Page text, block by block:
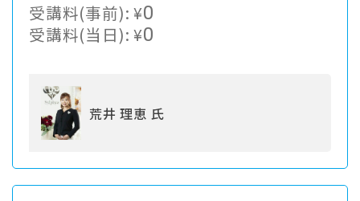
受講料(事前):¥0
受講料(当日):¥0
荒井 理恵 氏